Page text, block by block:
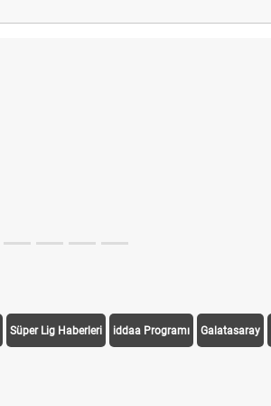
Süper Lig Haberleri iddaa Programı Galatasaray